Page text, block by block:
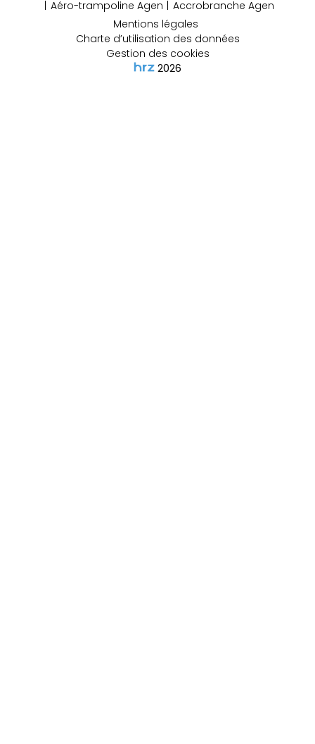
Aéro-trampoline Agen
Accrobranche Agen
Mentions légales
Charte d’utilisation des données
Gestion des cookies
2026